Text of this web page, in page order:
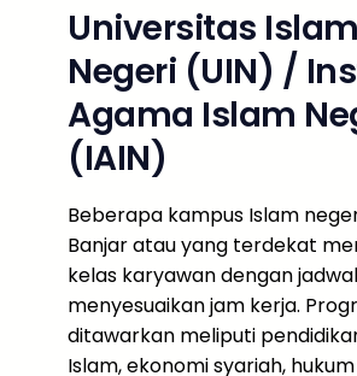
Universitas Islam
Negeri (UIN) /
Agama Islam
(IAIN)
Beberapa kampus Islam
Banjar atau yang terdekat
kelas karyawan dengan
menyesuaikan jam kerja.
ditawarkan meliputi
Islam, ekonomi syariah,